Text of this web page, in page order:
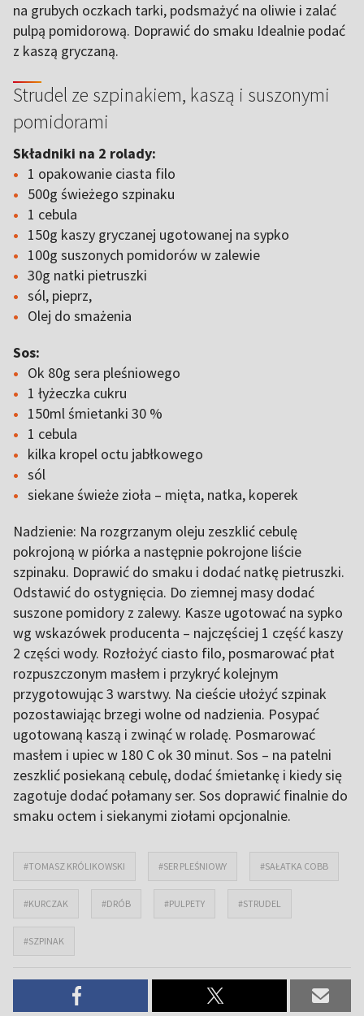
na grubych oczkach tarki, podsmażyć na oliwie i zalać
pulpą pomidorową. Doprawić do smaku Idealnie podać
z kaszą gryczaną.
Strudel ze szpinakiem, kaszą i suszonymi
pomidorami
Składniki na 2 rolady:
1 opakowanie ciasta filo
500g świeżego szpinaku
1 cebula
150g kaszy gryczanej ugotowanej na sypko
100g suszonych pomidorów w zalewie
30g natki pietruszki
sól, pieprz,
Olej do smażenia
Sos:
Ok 80g sera pleśniowego
1 łyżeczka cukru
150ml śmietanki 30 %
1 cebula
kilka kropel octu jabłkowego
sól
siekane świeże zioła – mięta, natka, koperek
Nadzienie: Na rozgrzanym oleju zeszklić cebulę
pokrojoną w piórka a następnie pokrojone liście
szpinaku. Doprawić do smaku i dodać natkę pietruszki.
Odstawić do ostygnięcia. Do ziemnej masy dodać
suszone pomidory z zalewy. Kasze ugotować na sypko
wg wskazówek producenta – najczęściej 1 część kaszy
2 części wody. Rozłożyć ciasto filo, posmarować płat
rozpuszczonym masłem i przykryć kolejnym
przygotowując 3 warstwy. Na cieście ułożyć szpinak
pozostawiając brzegi wolne od nadzienia. Posypać
ugotowaną kaszą i zwinąć w roladę. Posmarować
masłem i upiec w 180 C ok 30 minut. Sos – na patelni
zeszklić posiekaną cebulę, dodać śmietankę i kiedy się
zagotuje dodać połamany ser. Sos doprawić finalnie do
smaku octem i siekanymi ziołami opcjonalnie.
#TOMASZ KRÓLIKOWSKI #SER PLEŚNIOWY #SAŁATKA COBB
#KURCZAK #DRÓB #PULPETY #STRUDEL
#SZPINAK